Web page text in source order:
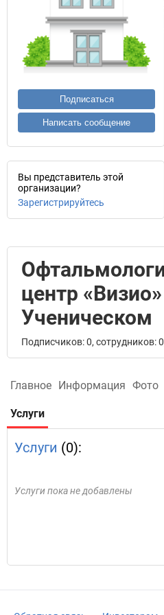
Подписаться
Написать сообщение
Вы представитель этой
организации?
Зарегистрируйтесь
центр
Ученическом
Подписчиков: 0, сотрудников:
Главное Информация Фото
Услуги
Услуги (0):
Услуги пока не добавлены